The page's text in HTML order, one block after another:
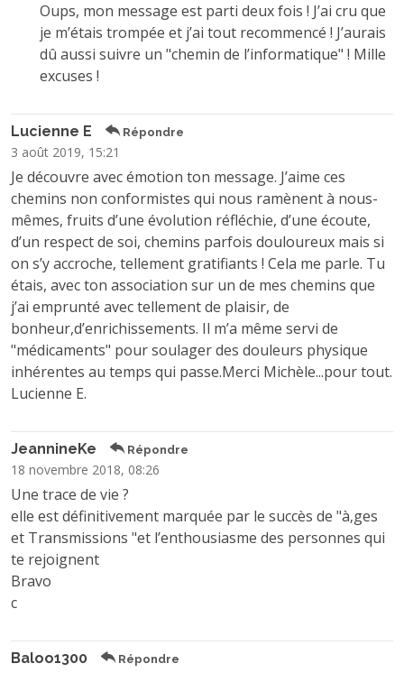
Oups, mon message est parti deux fois ! J’ai cru que
je m’étais trompée et j’ai tout recommencé ! J’aurais
dû aussi suivre un "chemin de l’informatique" ! Mille
excuses !
Lucienne E Répondre
3 août 2019, 15:21
Je découvre avec émotion ton message. J’aime ces
chemins non conformistes qui nous ramènent à nous-
mêmes, fruits d’une évolution réfléchie, d’une écoute,
d’un respect de soi, chemins parfois douloureux mais si
on s’y accroche, tellement gratifiants ! Cela me parle. Tu
étais, avec ton association sur un de mes chemins que
j’ai emprunté avec tellement de plaisir, de
bonheur,d’enrichissements. Il m’a même servi de
"médicaments" pour soulager des douleurs physique
inhérentes au temps qui passe.Merci Michèle...pour tout.
Lucienne E.
JeannineKe Répondre
18 novembre 2018, 08:26
Une trace de vie ?
elle est définitivement marquée par le succès de "à‚ges
et Transmissions "et l’enthousiasme des personnes qui
te rejoignent
Bravo
c
Baloo1300 Répondre